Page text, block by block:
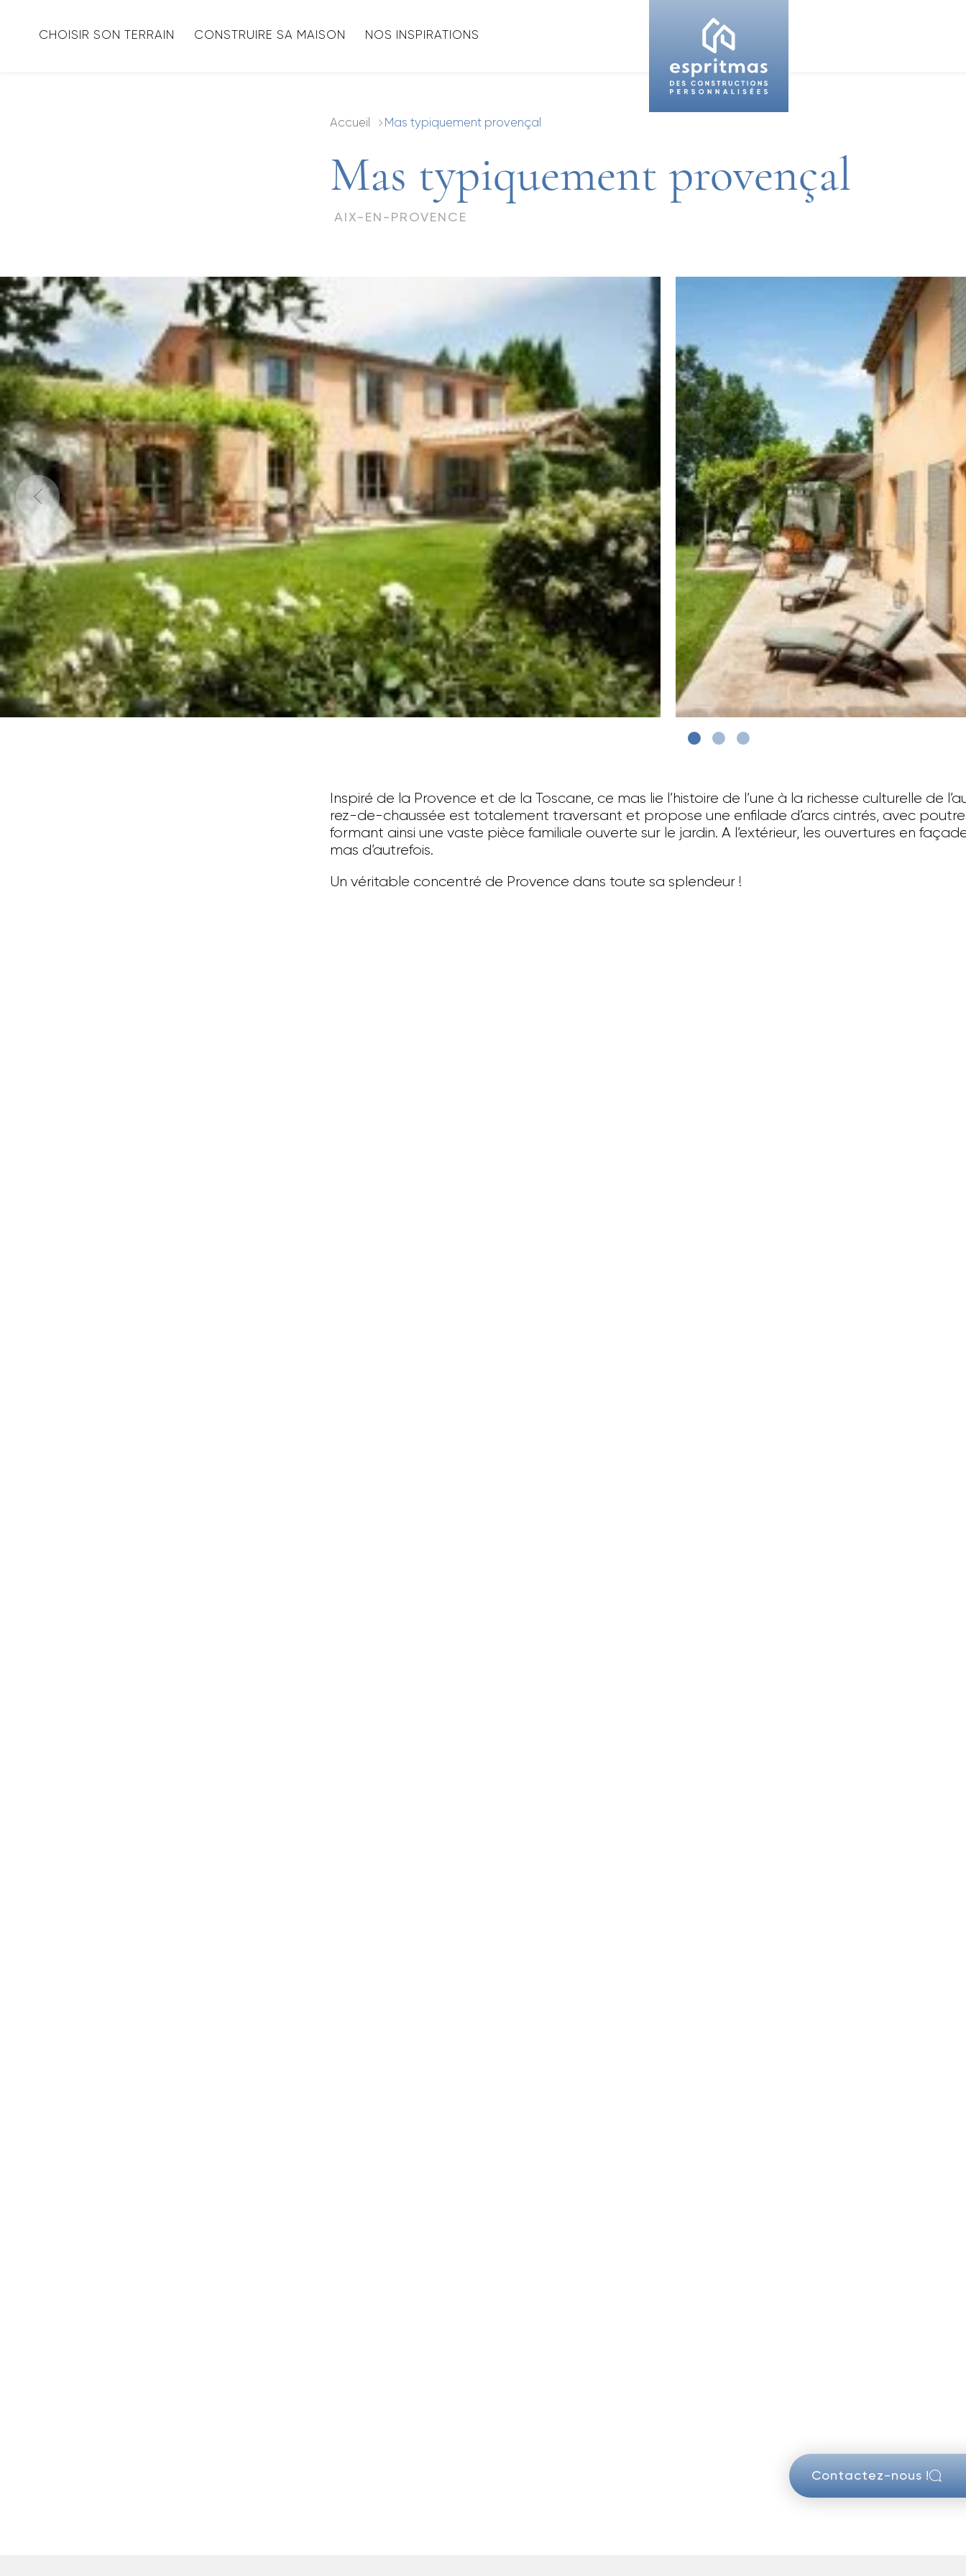
CHOISIR SON TERRAIN CONSTRUIRE SA MAISON NOS INSPIRATIONS
Accueil Mas typiquement provençal
Mas typiquement provençal
AIX-EN-PROVENCE
Inspiré de la Provence et de la Toscane, ce mas lie l’histoire de l’une à la richesse culturelle de
rez-de-chaussée est totalement traversant et propose une enfilade d’arcs cintrés, avec
formant ainsi une vaste pièce familiale ouverte sur le jardin. A l’extérieur, les ouvertures en
mas d’autrefois.
Un véritable concentré de Provence dans toute sa splendeur !
Contactez-nous !